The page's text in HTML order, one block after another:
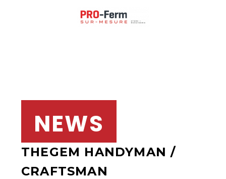
NEWS
THEGEM HANDYMAN /
CRAFTSMAN